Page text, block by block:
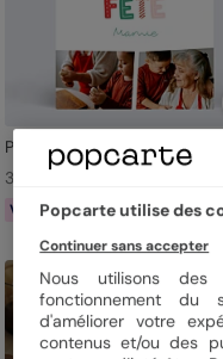
Patchwork
3,99 € l'unité
VirtuelPopcarte utilise des
Continuer sans accepter
Nous utilisons
fonctionnement
d'améliorer votre
contenus et/ou des